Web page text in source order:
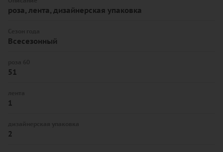
роза, лента, дизайнерская упаковка
Всесезонный
51
1
2